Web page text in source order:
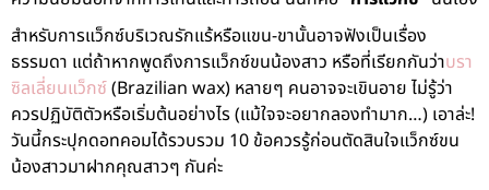
สำหรับการแว็กซ์บริเวณรักแร้หรือแขน-ขานั้นอาจฟังเป็นเรื่อง
ธรรมดา แต่ถ้าหากพูดถึงการแว็กซ์ขนน้องสาว หรือที่เรียกกันว่าบรา
ซิลเลี่ยนแว็กซ์(Brazilian wax) หลายๆ คนอาจจะเขินอาย ไม่รู้ว่า
ควรปฏิบัติตัวหรือเริ่มต้นอย่างไร (แม้ใจจะอยากลองทำมาก…) เอาล่ะ!
วันนี้กระปุกดอทคอมได้รวบรวม 10 ข้อควรรู้ก่อนตัดสินใจแว็กซ์ขน
น้องสาวมาฝากคุณสาวๆ กันค่ะ